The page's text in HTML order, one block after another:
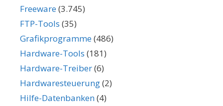
Freeware(3.745)
FTP-Tools (35)
Grafikprogramme(486)
Hardware-Tools (181)
Hardware-Treiber(6)
Hardwaresteuerung(2)
Hilfe-Datenbanken(4)